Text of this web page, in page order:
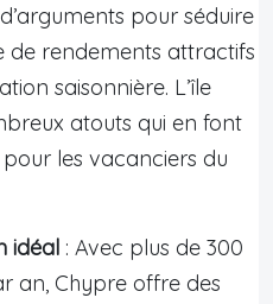
pour séduire
de rendements attractifs
saisonnière. L’île
atouts qui en font
les vacanciers du
idéal : Avec plus de 300
an, Chypre offre des